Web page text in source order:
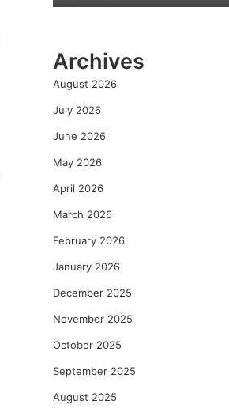
मि
ली
मू
ल्य
ण
गी
रे
को
Archives
August 2026
July 2026
June 2026
May 2026
April 2026
March 2026
February 2026
January 2026
December 2025
November 2025
October 2025
September 2025
August 2025